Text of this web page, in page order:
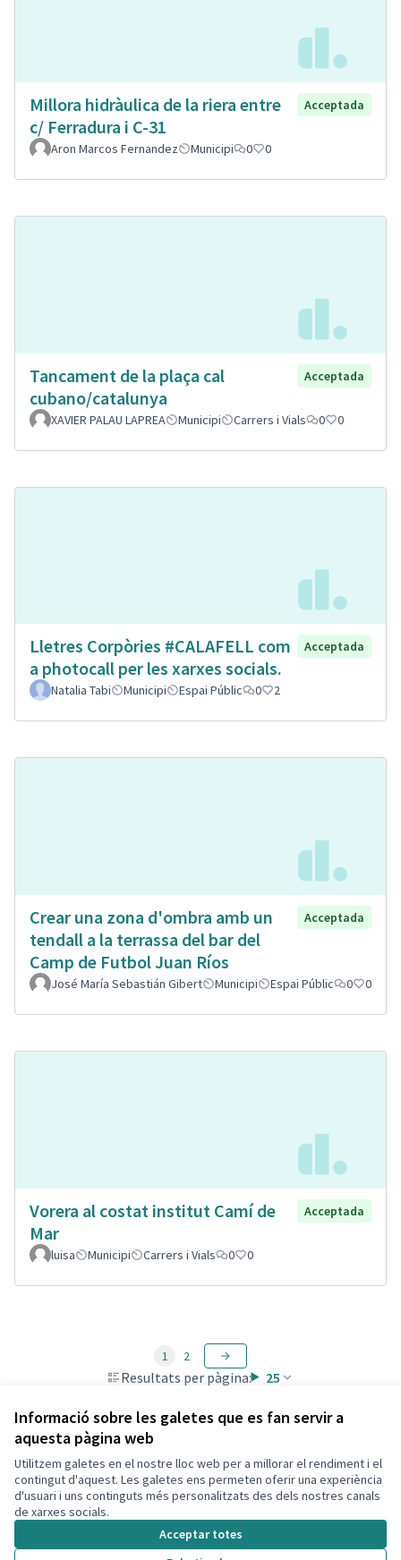
Informació sobre les galetes que es fan servir a
aquesta pàgina web
Utilitzem galetes en el nostre lloc web per a millorar el rendiment i el
contingut d'aquest. Les galetes ens permeten oferir una experiència
d'usuari i uns continguts més personalitzats des dels nostres canals
de xarxes socials.
Acceptar totes
Millora hidràulica de la riera entre
c/ Ferradura i C-31
Acceptada
Aron Marcos Fernandez Municipi 0 0
Tancament de la plaça cal
cubano/catalunya
Acceptada
XAVIER PALAU LAPREA Municipi Carrers i Vials 0 0
Lletres Corpòries #CALAFELL com
a photocall per les xarxes socials.
Acceptada
Natalia Tabi Municipi Espai Públic 0 2
Crear una zona d'ombra amb un
tendall a la terrassa del bar del
Camp de Futbol Juan Ríos
Acceptada
José María Sebastián Gibert Municipi Espai Públic 0 0
Vorera al costat institut Camí de
Mar
Acceptada
luisa Municipi Carrers i Vials 0 0
Resultats per pàgina: 25
1 2
Termes i condicions d'ús
Configuració de les galetes
Decidim Calafell a X
(Enllaç extern)
Decidim Calafell a Facebook
Decidim Calafell a YouTube
Decidim Calafell a GitHub
(Enllaç extern)